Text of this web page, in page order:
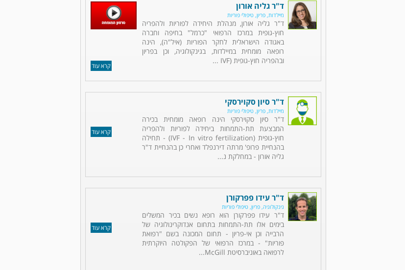
קרא עוד
ד"ר גליה אורון
מיילדות, פריון, טיפולי פוריות
ד"ר גליה אורון, מנהלת היחידה לפוריות ולהפריה
חוץ-גופית במרכז הרפואי "כרמל" בחיפה וחברה
באגודה הישראלית לחקר הפוריות (איל"ה), הינה
רופאה מומחית במיילדות, בגינקולוגיה, וכן בפריון
ובהפריה חוץ-גופית (IVF ...
קרא עוד
ד"ר סיון סקוירסקי
מיילדות, פריון, טיפולי פוריות
ד"ר סיון סקוירסקי הינה רופאה מומחית בכירה
המבצעת תת-התמחות ביחידה לפוריות ולהפריה
חוץ-גופית (IVF - In vitro fertilization) - תחילה
בהנחיית פרופ' מרתה דירנפלד ואחרי כן בהנחיית ד"ר
גליה אורון - במחלקת נ...
קרא עוד
ד"ר עידו פפרקורן
גינקולוגיה, פריון, טיפולי פוריות
ד"ר עידו פפרקורן הוא רופא נשים בכיר המשלים
בימים אלו תת-התמחות בתחום אנדוקרינולוגיה של
הרבייה וכן אי-פריון - תחום המכונה בשם "רפואת
פוריות" - במרכז הרפואי של הפקולטה היוקרתית
לרפואה באוניברסיטת McGill...